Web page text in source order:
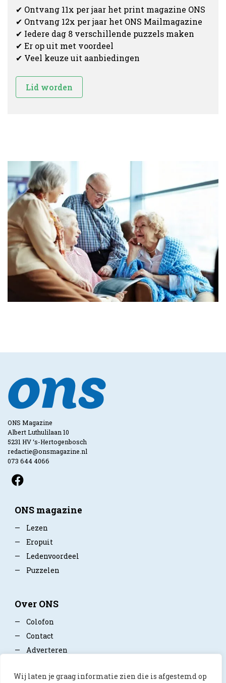
Wij laten je graag informatie zien die is afgestemd op
✔ Ontvang 11x per jaar het print magazine ONS
✔ Ontvang 12x per jaar het ONS Mailmagazine
✔ Iedere dag 8 verschillende puzzels maken
✔ Er op uit met voordeel
✔ Veel keuze uit aanbiedingen
Lid worden
ONS Magazine
Albert Luthulilaan 10
5231 HV ‘s-Hertogenbosch
redactie@onsmagazine.nl
073 644 4066
ONS magazine
—
Lezen
—
Eropuit
—
Ledenvoordeel
—
Puzzelen
Over ONS
—
Colofon
—
Contact
—
Adverteren
—Privacy policy